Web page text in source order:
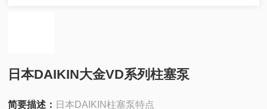
日本DAIKIN大金VD系列柱塞泵
简要描述： 日本DAIKIN柱塞泵特点